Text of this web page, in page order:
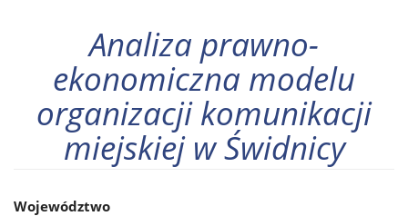
Analiza prawno-
ekonomiczna modelu
organizacji komunikacji
miejskiej w Świdnicy
Województwo